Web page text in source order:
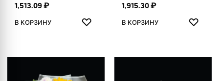
1,513.09₽
В КОРЗИНУ ♡
ДОБАВИТЬ В ИЗБРАННОЕ
1,915.30₽
В КОРЗИНУ ♡